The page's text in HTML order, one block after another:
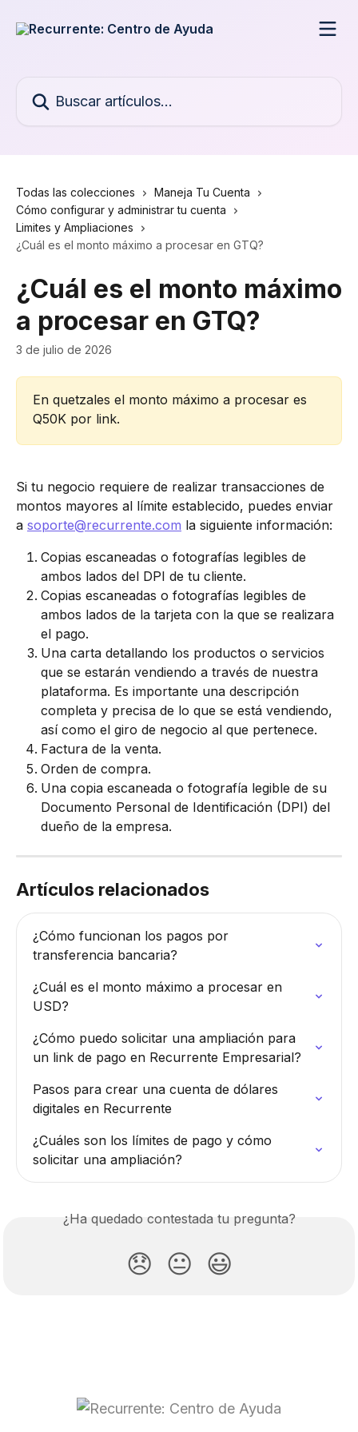
Todas las colecciones
Maneja Tu Cuenta
Cómo configurar y administrar tu cuenta
Limites y Ampliaciones
¿Cuál es el monto máximo a procesar en GTQ?
¿Cuál es el monto máximo
a procesar en GTQ?
3 de julio de 2026
En quetzales el monto máximo a procesar es
Q50K por link.
Si tu negocio requiere de realizar transacciones de
montos mayores al límite establecido, puedes enviar
a soporte@recurrente.com la siguiente información:
Copias escaneadas o fotografías legibles de
ambos lados del DPI de tu cliente.
Copias escaneadas o fotografías legibles de
ambos lados de la tarjeta con la que se realizara
el pago.
Una carta detallando los productos o servicios
que se estarán vendiendo a través de nuestra
plataforma. Es importante una descripción
completa y precisa de lo que se está vendiendo,
así como el giro de negocio al que pertenece.
Factura de la venta.
Orden de compra.
Una copia escaneada o fotografía legible de su
Documento Personal de Identificación (DPI) del
dueño de la empresa.
Artículos relacionados
¿Cómo funcionan los pagos por
transferencia bancaria?
¿Cuál es el monto máximo a procesar en
USD?
¿Cómo puedo solicitar una ampliación para
un link de pago en Recurrente Empresarial?
Pasos para crear una cuenta de dólares
digitales en Recurrente
¿Cuáles son los límites de pago y cómo
solicitar una ampliación?
¿Ha quedado contestada tu pregunta?
😞 😐 😃